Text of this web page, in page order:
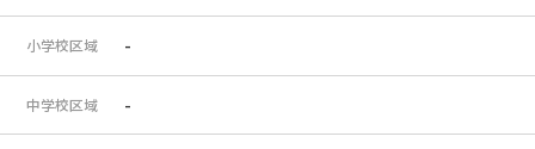
小学校区域 -
中学校区域 -